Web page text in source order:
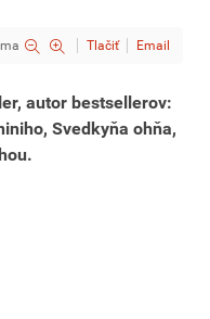
Tlačiť Email
autor bestsellerov:
Svedkyňa ohňa,